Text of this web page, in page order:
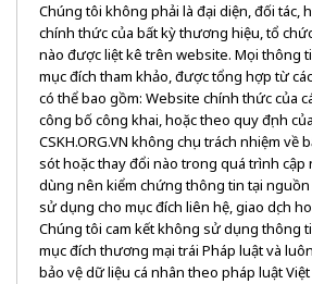
Chúng tôi không phải là đại diện, đối tác,
chính thức của bất kỳ thương hiệu, tổ
nào được liệt kê trên website. Mọi thông
mục đích tham khảo, được tổng hợp từ
có thể bao gồm: Website chính thức của
công bố công khai, hoặc theo quy định
CSKH.ORG.VN không chịu trách nhiệm về
sót hoặc thay đổi nào trong quá trình cập
dùng nên kiểm chứng thông tin tại
sử dụng cho mục đích liên hệ, giao dịch
Chúng tôi cam kết không sử dụng thông
mục đích thương mại trái Pháp luật và
bảo vệ dữ liệu cá nhân theo pháp luật